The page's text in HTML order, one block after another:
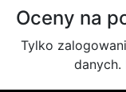
Oceny na
Tylko
danych.